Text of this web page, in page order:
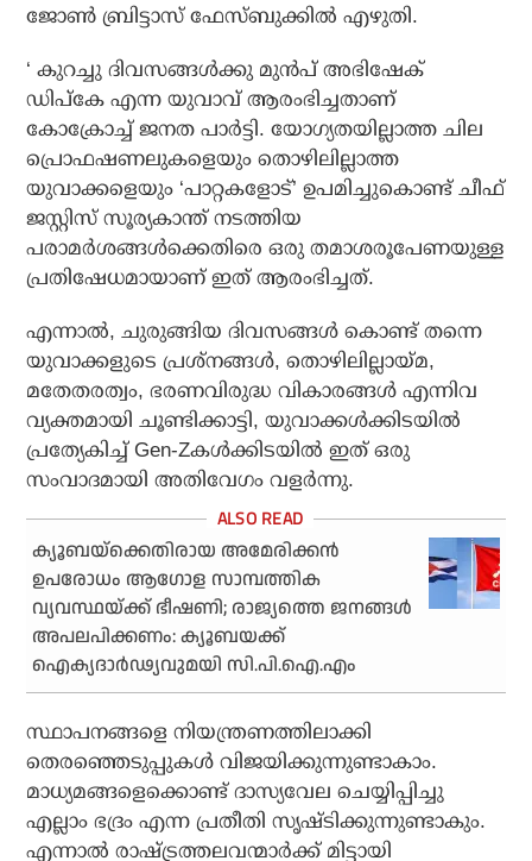
ജോണ്‍ ബ്രിട്ടാസ് ഫേസ്ബുക്കില്‍ എഴുതി.
‘ കുറച്ചു ദിവസങ്ങള്‍ക്കു മുന്‍പ് അഭിഷേക്
ഡിപ്കേ എന്ന യുവാവ് ആരംഭിച്ചതാണ്
കോക്രോച്ച് ജനത പാര്‍ട്ടി. യോഗ്യതയില്ലാത്ത ചില
പ്രൊഫഷണലുകളെയും തൊഴിലില്ലാത്ത
യുവാക്കളെയും ‘പാറ്റകളോട്’ ഉപമിച്ചുകൊണ്ട് ചീഫ്
ജസ്റ്റിസ് സൂര്യകാന്ത് നടത്തിയ
പരാമര്‍ശങ്ങള്‍ക്കെതിരെ ഒരു തമാശരൂപേണയുള്ള
പ്രതിഷേധമായാണ് ഇത് ആരംഭിച്ചത്.
എന്നാല്‍, ചുരുങ്ങിയ ദിവസങ്ങള്‍ കൊണ്ട് തന്നെ
യുവാക്കളുടെ പ്രശ്‌നങ്ങള്‍, തൊഴിലില്ലായ്മ,
മതേതരത്വം, ഭരണവിരുദ്ധ വികാരങ്ങള്‍ എന്നിവ
വ്യക്തമായി ചൂണ്ടിക്കാട്ടി, യുവാക്കള്‍ക്കിടയില്‍
പ്രത്യേകിച്ച് Gen-Zകള്‍ക്കിടയില്‍ ഇത് ഒരു
സംവാദമായി അതിവേഗം വളര്‍ന്നു.
ക്യൂബയ്‌ക്കെതിരായ അമേരിക്കന്‍
ഉപരോധം ആഗോള സാമ്പത്തിക
വ്യവസ്ഥയ്ക്ക് ഭീഷണി; രാജ്യത്തെ ജനങ്ങള്‍
അപലപിക്കണം: ക്യൂബയക്ക്
ഐക്യദാര്‍ഢ്യവുമയി സി.പി.ഐ.എം
സ്ഥാപനങ്ങളെ നിയന്ത്രണത്തിലാക്കി
തെരഞ്ഞെടുപ്പുകള്‍ വിജയിക്കുന്നുണ്ടാകാം.
മാധ്യമങ്ങളെക്കൊണ്ട് ദാസ്യവേല ചെയ്യിപ്പിച്ചു
എല്ലാം ഭദ്രം എന്ന പ്രതീതി സൃഷ്ടിക്കുന്നുണ്ടാകും.
എന്നാല്‍ രാഷ്ട്രത്തലവന്മാര്‍ക്ക് മിട്ടായി